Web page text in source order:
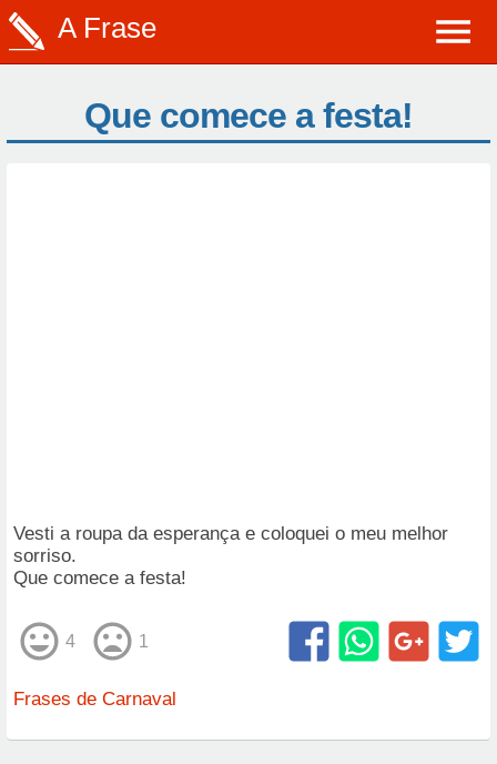
A Frase
Que comece a festa!
Vesti a roupa da esperança e coloquei o meu melhor
sorriso.
Que comece a festa!
4 1
Frases de Carnaval